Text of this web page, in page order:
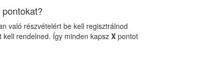
való részvételért be kell regisztrálnod
rendelned. Így minden kapsz X pontot